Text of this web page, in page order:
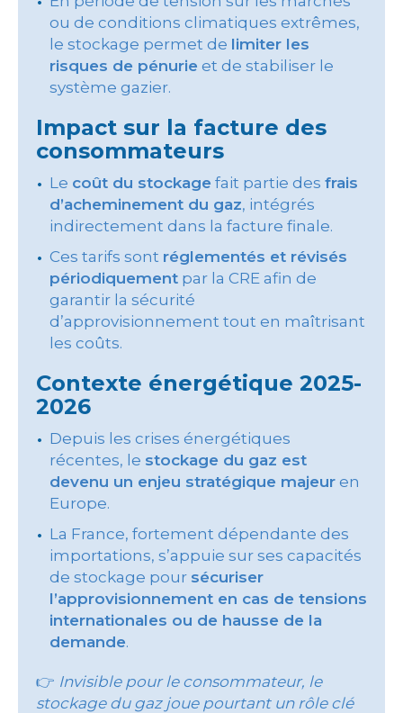
ou de conditions climatiques extrêmes,
le stockage permet de limiter les
risques de pénurie et de stabiliser le
système gazier.
Impact sur la facture des
consommateurs
Le coût du stockage fait partie des frais
d’acheminement du gaz, intégrés
indirectement dans la facture finale.
Ces tarifs sont réglementés et révisés
périodiquement par la CRE afin de
garantir la sécurité
d’approvisionnement tout en maîtrisant
les coûts.
Contexte énergétique 2025-
2026
Depuis les crises énergétiques
récentes, le stockage du gaz est
devenu un enjeu stratégique majeur en
Europe.
La France, fortement dépendante des
importations, s’appuie sur ses capacités
de stockage pour sécuriser
l’approvisionnement en cas de tensions
internationales ou de hausse de la
demande.
👉 Invisible pour le consommateur, le
stockage du gaz joue pourtant un rôle clé